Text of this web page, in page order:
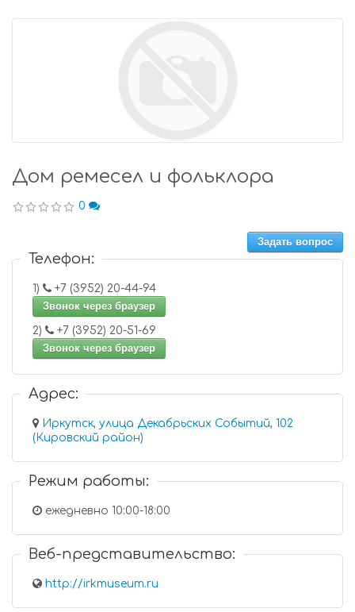
Дом ремесел и фольклора
0
Задать вопрос
Телефон:
1)
+7 (3952) 20-44-94
Звонок через браузер
2)
+7 (3952) 20-51-69
Звонок через браузер
Адрес:
Иркутск, улица Декабрьских Событий, 102
(Кировский район)
Режим работы:
ежедневно 10:00-18:00
Веб-представительство:
http://irkmuseum.ru